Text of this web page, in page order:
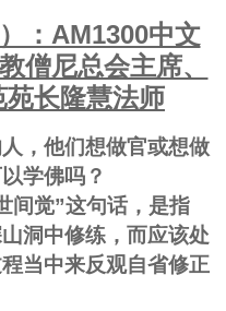
：AM1300中文
僧尼总会主席、
长隆慧法师
，他们想做官或想做
学佛吗？
间觉”这句话，是指
洞中修练，而应该处
当中来反观自省修正